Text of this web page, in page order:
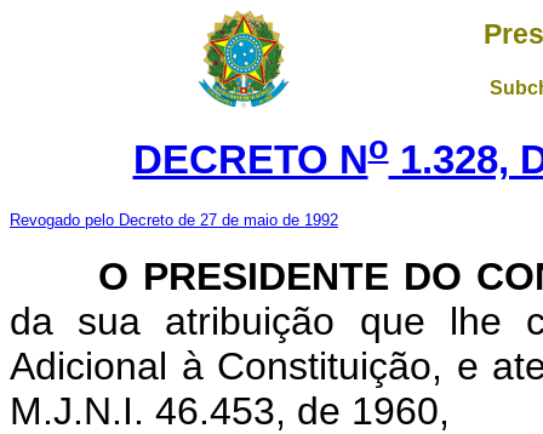
DECRETO No1.328,
Revogado pelo Decreto de 27 de maio de 1992
O PRESIDENTE DO
da sua atribuição que lhe
Adicional à Constituição, e
M.J.N.I. 46.453, de 1960,